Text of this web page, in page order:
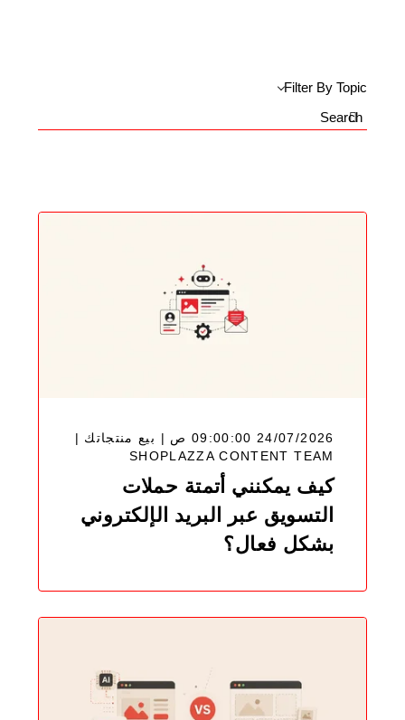
Filter By Topic
Search
24/07/2026 09:00:00 ص | بيع منتجاتك |
SHOPLAZZA CONTENT TEAM
كيف يمكنني أتمتة حملات
التسويق عبر البريد الإلكتروني
بشكل فعال؟